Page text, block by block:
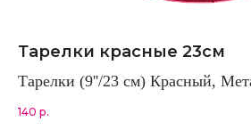
Тарелки красные 23см
Тарелки (9''/23 см) Красный,
Волна Веселья
140 р.